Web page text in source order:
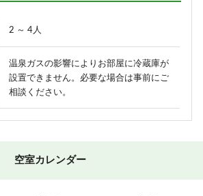
2 ～ 4人
温泉ガスの影響によりお部屋に冷蔵庫が
設置できません。必要な場合は事前にご
相談ください。
空室カレンダー